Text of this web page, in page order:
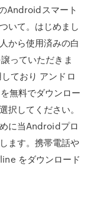
Androidスマート
いて。はじめまし
から使用済みの白
っていただきま
ており アンドロ
無料でダウンロー
択してください。
に当Androidプロ
ます。携帯電話や
をダウンロード